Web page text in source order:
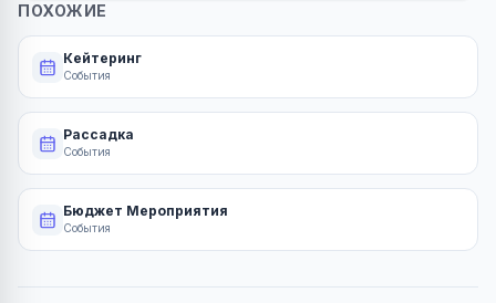
ПОХОЖИЕ
Кейтеринг
События
Рассадка
События
Бюджет Мероприятия
События